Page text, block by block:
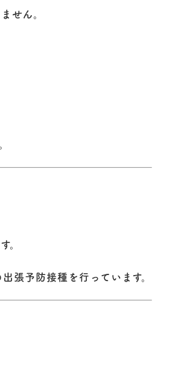
せん。
。
張予防接種 を行っています。